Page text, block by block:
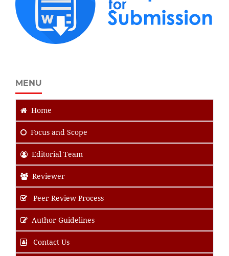
MENU
Home
Focus and Scope
Editorial Team
Reviewer
Peer Review Process
Author Guidelines
Contact Us